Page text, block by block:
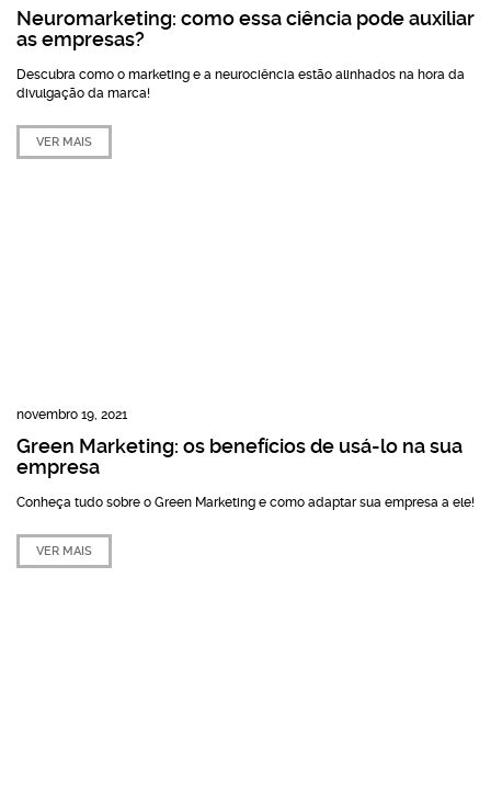
Neuromarketing: como essa ciência pode auxiliar
as empresas?
Descubra como o marketing e a neurociência estão alinhados na hora da
divulgação da marca!
VER MAIS
novembro 19, 2021
Green Marketing: os benefícios de usá-lo na sua
empresa
Conheça tudo sobre o Green Marketing e como adaptar sua empresa a ele!
VER MAIS